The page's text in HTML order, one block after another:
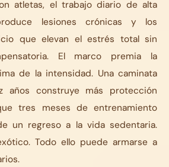
atletas, el trabajo diario de alta
lesiones crónicas y los
que elevan el estrés total sin
El marco premia la
de la intensidad. Una caminata
años construye más protección
tres meses de entrenamiento
un regreso a la vida sedentaria.
Todo ello puede armarse a